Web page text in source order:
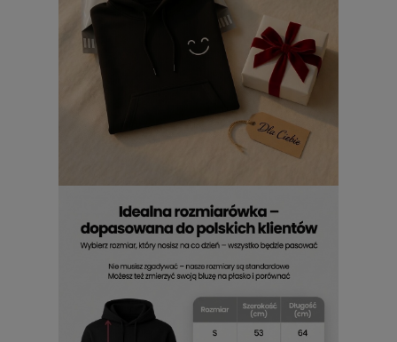
Bluza męska Punisher
może być trafionym wyborem dla
osoby, która ceni mocne symbole, proste komunikaty i
ubrania z konkretnym przekazem. To nie jest wzór dla
każdego, i właśnie na tym polega jego siła. Jeśli ktoś lubi
czaszki, ciemniejsze grafiki oraz motywy z pazurem,
z czaszką męska
ma szansę szybko stać się jednym z
najbardziej charakterystycznych elementów jego
codziennego stylu.